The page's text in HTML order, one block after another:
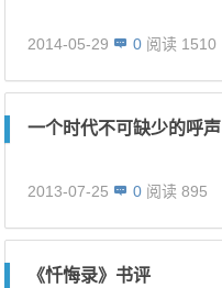
2014-05-29 0 阅读 1510
一个时代不可缺少的呼声
2013-07-25 0 阅读 895
《忏悔录》书评